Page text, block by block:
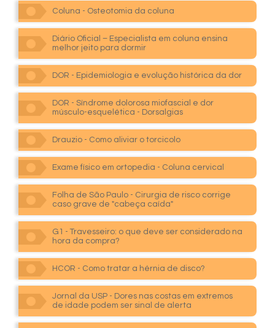
Coluna - Osteotomia da coluna
Diário Oficial – Especialista em coluna ensina
melhor jeito para dormir
DOR - Epidemiologia e evolução histórica da dor
DOR - Síndrome dolorosa miofascial e dor
músculo-esquelética - Dorsalgias
Drauzio - Como aliviar o torcicolo
Exame físico em ortopedia - Coluna cervical
Folha de São Paulo - Cirurgia de risco corrige
caso grave de "cabeça caída"
G1 - Travesseiro: o que deve ser considerado na
hora da compra?
HCOR - Como tratar a hérnia de disco?
Jornal da USP - Dores nas costas em extremos
de idade podem ser sinal de alerta